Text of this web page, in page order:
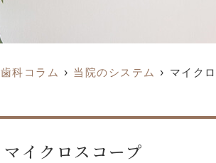
歯科コラム 当院のシステム マイク
マイクロスコープ